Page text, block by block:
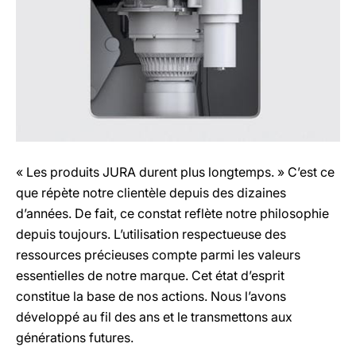
« Les produits JURA durent plus longtemps. » C’est ce
que répète notre clientèle depuis des dizaines
d’années. De fait, ce constat reflète notre philosophie
depuis toujours. L’utilisation respectueuse des
ressources précieuses compte parmi les valeurs
essentielles de notre marque. Cet état d’esprit
constitue la base de nos actions. Nous l’avons
développé au fil des ans et le transmettons aux
générations futures.